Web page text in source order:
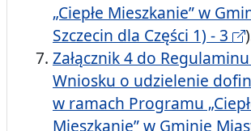
„Ciepłe Mieszkanie” w
Szczecin dla Części 1) - 3
Załącznik 4 do
Wniosku o udzielenie
w ramach Programu
Mieszkanie” w Gminie